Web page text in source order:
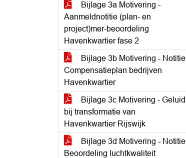
Bijlage 3a Motivering -
Aanmeldnotitie (plan- en
project)mer-beoordeling
Havenkwartier fase 2
Bijlage 3b Motivering - Notitie
Compensatieplan bedrijven
Havenkwartier
Bijlage 3c Motivering - Geluid
bij transformatie van
Havenkwartier Rijswijk
Bijlage 3d Motivering - Notitie
Beoordeling luchtkwaliteit